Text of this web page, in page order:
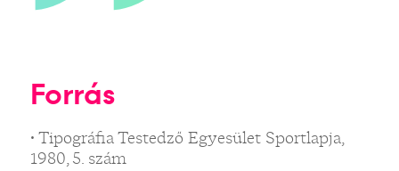
Forrás
• Tipográfia Testedző Egyesület Sportlapja,
1980, 5. szám